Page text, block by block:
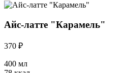
Айс-латте "Карамель"
370 ₽
400 мл